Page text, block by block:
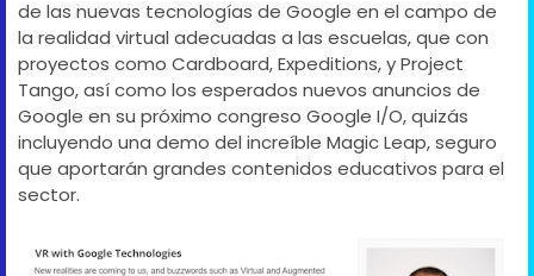
de las nuevas tecnologías de Google en el campo de
la realidad virtual adecuadas a las escuelas, que con
proyectos como Cardboard, Expeditions, y Project
Tango, así como los esperados nuevos anuncios de
Google en su próximo congreso Google I/O, quizás
incluyendo una demo del increíble Magic Leap, seguro
que aportarán grandes contenidos educativos para el
sector.